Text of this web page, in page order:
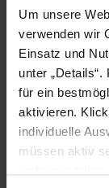
Um unsere
verwenden wir
Einsatz und
unter
für ein
aktivieren.
individuelle
müssen aktiv
Kernhalter
von
mm
Wir helfen
Sie haben